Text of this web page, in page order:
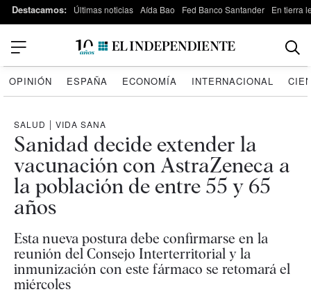
Destacamos: Últimas noticias Aída Bao Fed Banco Santander En tierra
OPINIÓN ESPAÑA ECONOMÍA INTERNACIONAL
SALUD | VIDA SANA
Sanidad decide extender la
vacunación con AstraZeneca a
la población de entre 55 y 65
años
Esta nueva postura debe confirmarse en la
reunión del Consejo Interterritorial y la
inmunización con este fármaco se retomará el
miércoles